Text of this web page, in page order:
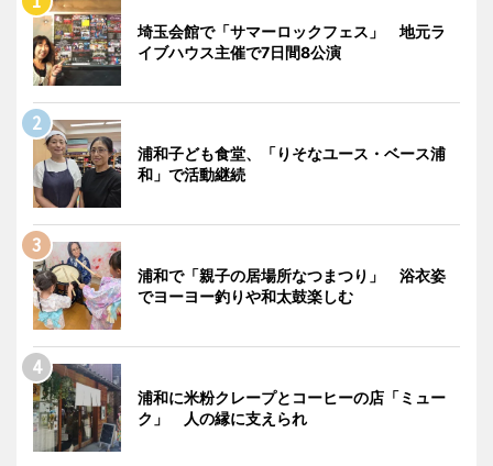
埼玉会館で「サマーロックフェス」 地元ラ
イブハウス主催で7日間8公演
浦和子ども食堂、「りそなユース・ベース浦
和」で活動継続
浦和で「親子の居場所なつまつり」 浴衣姿
でヨーヨー釣りや和太鼓楽しむ
浦和に米粉クレープとコーヒーの店「ミュー
ク」 人の縁に支えられ